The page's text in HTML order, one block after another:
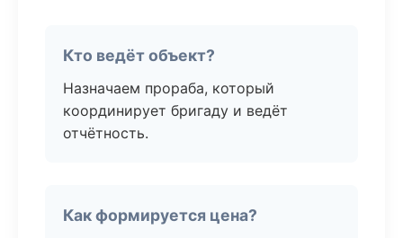
Кто ведёт объект?
Назначаем прораба, который
координирует бригаду и ведёт
отчётность.
Как формируется цена?